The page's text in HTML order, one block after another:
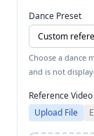
Dance Preset
Choose a dance
and is not
Reference Video
Upload File